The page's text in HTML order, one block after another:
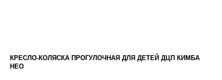
КРЕСЛО-КОЛЯСКА ПРОГУЛОЧНАЯ ДЛЯ ДЕТЕЙ ДЦП КИМБА
НЕО